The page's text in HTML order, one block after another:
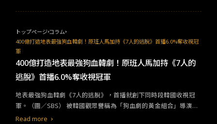
亦如是，彷彿日本刻意放慢了行進的速度。不難想見，當各國新媒
體紛紛以新媒體作為劇本情節發展主軸，或者是拿傳統媒體作為懷
舊主題，日本仍能在 2013 年推出以紙媒為題材的《宅男的戀愛字
典》（舟を編む），而 10 年後新媒體如日中天的 2023 年，《電波
心聲》仍是朝日電視台選擇的當代戲劇主題，因為日本（或日本觀
眾）沒有或不想放棄對於他們來說充滿魅力的傳統媒體。拿故事中
的藻岩山電台來說，現實中不僅是札幌的區域電台，全北海道皆可
收聽。如同《電波心聲》故事主角一般，札幌市民聆聽電台廣播，
讓主持人的聲音敘說本地故事，親密地融合在自己的日常生活中。
響，相關傳媒也建立了深厚的跨界合作關係。這次要介紹的兩部作
品，不僅因為高人氣而實質的從紙本躍上影音平台，故事內容也深
究電視和廣播特性，以粉絲和作品角色及媒體的糾纏牽連，勾住視
聽眾的心。&nbsp;粉絲至上。看《我推的孩子》ＩＤＯＬ之死&nb
sp;&nbsp;《我推的孩子》（推しの子）為集英社於 2020 年開始連
載的漫畫作品，累計發行量於今年突破 1,200 萬冊，並於 4 月改編
為動畫上映。作品名稱《我推的孩子》（推しの子）乍看之下令人
匪夷所思，如果瞭解日本 Idol（註：アイドル，指稱粉絲對其抱有
戀愛情感的藝人）次文化用語「推し」（註：粉絲支持的 Idol，名
トップページ コラム
400億打造地表最強狗血韓劇！原班人馬加持《7人的逃脫》首播6.0%奪收視冠
軍
400億打造地表最強狗血韓劇！原班人馬加持《7人的
逃脫》首播6.0%奪收視冠軍
地表最強狗血韓劇《7人的逃脫》，首播就創下同時段韓國收視冠
軍。（圖／SBS） 被韓國觀眾譽稱為「狗血劇的黃金組合」導演朱
東民、編劇金順玉，繼《Penhouse上流戰爭》後，最新力作《7人
Read more